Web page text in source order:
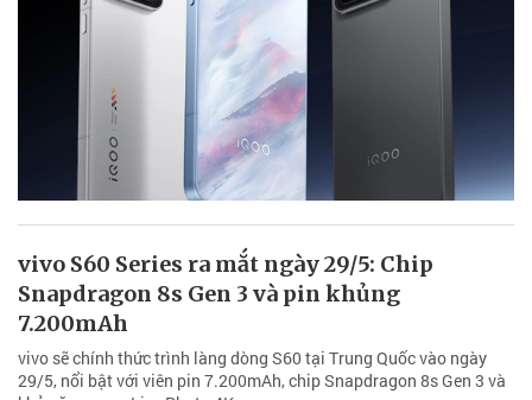
vivo S60 Series ra mắt ngày 29/5: Chip
Snapdragon 8s Gen 3 và pin khủng
7.200mAh
vivo sẽ chính thức trình làng dòng S60 tại Trung Quốc vào ngày
29/5, nổi bật với viên pin 7.200mAh, chip Snapdragon 8s Gen 3 và